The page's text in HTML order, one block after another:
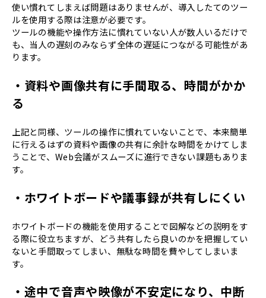
使い慣れてしまえば問題はありませんが、導入したてのツー
ルを使用する際は注意が必要です。
ツールの機能や操作方法に慣れていない人が数人いるだけで
も、当人の遅刻のみならず全体の遅延につながる可能性があ
ります。
・資料や画像共有に手間取る、時間がかか
る
上記と同様、ツールの操作に慣れていないことで、本来簡単
に行えるはずの資料や画像の共有に余計な時間をかけてしま
うことで、Web会議がスムーズに進行できない課題もありま
す。
・ホワイトボードや議事録が共有しにくい
ホワイトボードの機能を使用することで図解などの説明をす
る際に役立ちますが、どう共有したら良いのかを把握してい
ないと手間取ってしまい、無駄な時間を費やしてしまいま
す。
・途中で音声や映像が不安定になり、中断